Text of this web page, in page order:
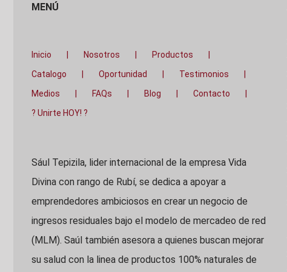
MENÚ
Inicio Nosotros
Productos
Catalogo
Oportunidad
Testimonios
Medios
FAQs Blog
Contacto
? Unirte HOY! ?
Sául Tepizila, lider internacional de la empresa Vida
Divina con rango de Rubí, se dedica a apoyar a
emprendedores ambiciosos en crear un negocio de
ingresos residuales bajo el modelo de mercadeo de red
(MLM). Saúl también asesora a quienes buscan mejorar
su salud con la linea de productos 100% naturales de